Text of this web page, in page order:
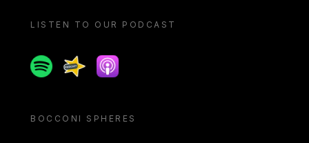
LISTEN TO OUR PODCAST
SpotifySpreakerApple podcast
BOCCONI SPHERES